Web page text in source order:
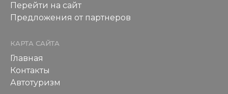
Перейти на сайт
Предложения от партнеров
КАРТА САЙТА
Главная
Контакты
Автотуризм